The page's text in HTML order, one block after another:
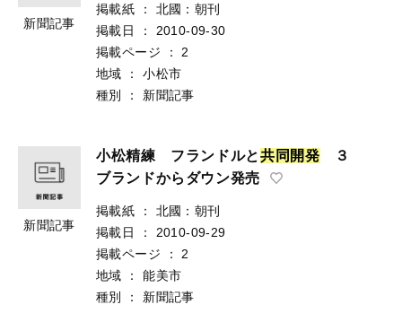
新聞記事
掲載紙 ：
北國：朝刊
掲載日
：
2010-09-30
掲載ページ
：
2
地域
：
小松市
種別
： 新聞記事
新聞記事
小松精練 フランドルと共 同 開発 ３
ブランドからダウン発売
掲載紙 ：
北國：朝刊
掲載日
：
2010-09-29
掲載ページ
：
2
地域
：
能美市
種別
： 新聞記事